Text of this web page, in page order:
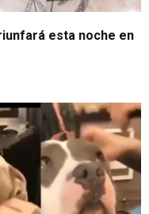
esta noche en